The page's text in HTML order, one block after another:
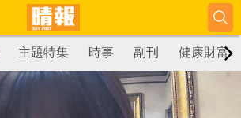
主題特集 時事 副刊 健康財富